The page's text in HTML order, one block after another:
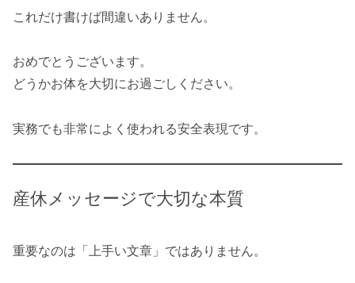
これだけ書けば間違いありません。
おめでとうございます。
どうかお体を大切にお過ごしください。
実務でも非常によく使われる安全表現です。
産休メッセージで大切な本質
重要なのは「上手い文章」ではありません。